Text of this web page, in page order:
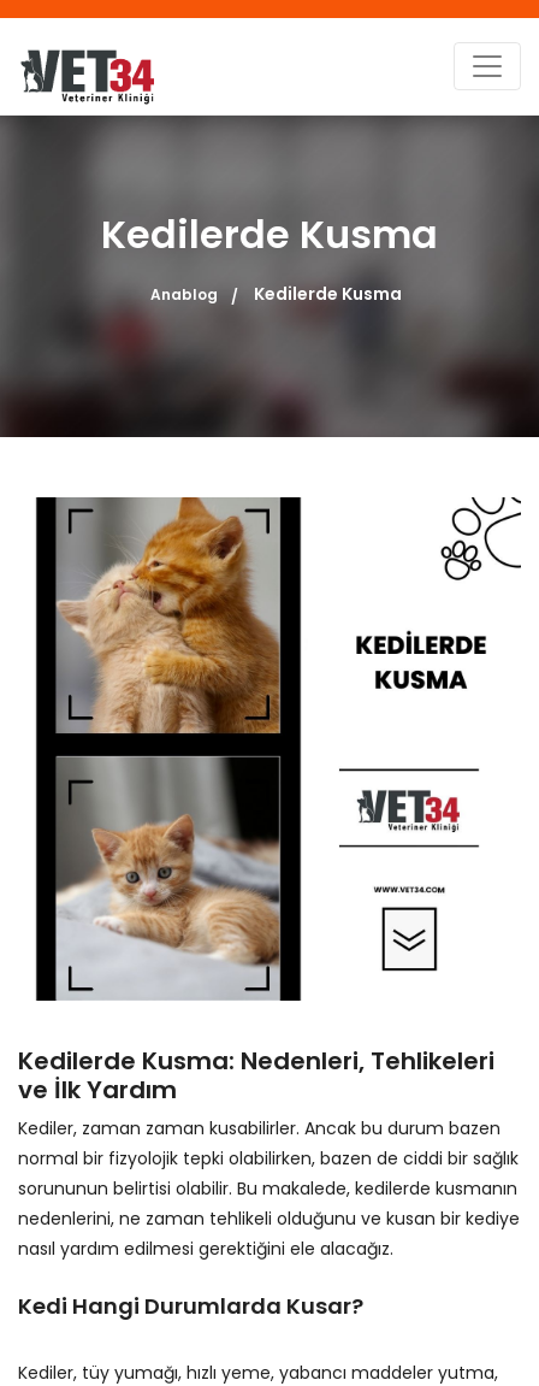
Kedilerde Kusma
Anablog Kedilerde Kusma
Kedilerde Kusma: Nedenleri, Tehlikeleri
ve İlk Yardım
Kediler, zaman zaman kusabilirler. Ancak bu durum bazen
normal bir fizyolojik tepki olabilirken, bazen de ciddi bir sağlık
sorununun belirtisi olabilir. Bu makalede, kedilerde kusmanın
nedenlerini, ne zaman tehlikeli olduğunu ve kusan bir kediye
nasıl yardım edilmesi gerektiğini ele alacağız.
Kedi Hangi Durumlarda Kusar?
Kediler, tüy yumağı, hızlı yeme, yabancı maddeler yutma,